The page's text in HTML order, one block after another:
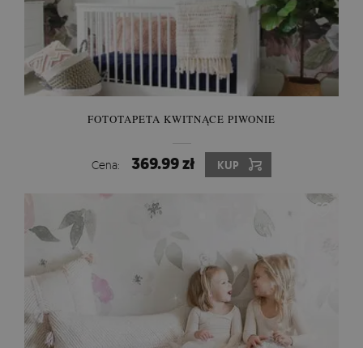
FOTOTAPETA KWITNĄCE PIWONIE
Cena: 369.99 zł KUP